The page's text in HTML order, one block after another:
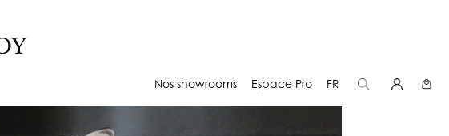
Nos showrooms Espace Pro FR
LAVÉ BEIGE TAUPE